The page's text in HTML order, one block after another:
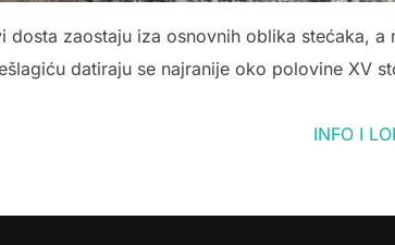
dosta zaostaju iza osnovnih oblika stećaka,
datiraju se najranije oko polovine XV
INFO I